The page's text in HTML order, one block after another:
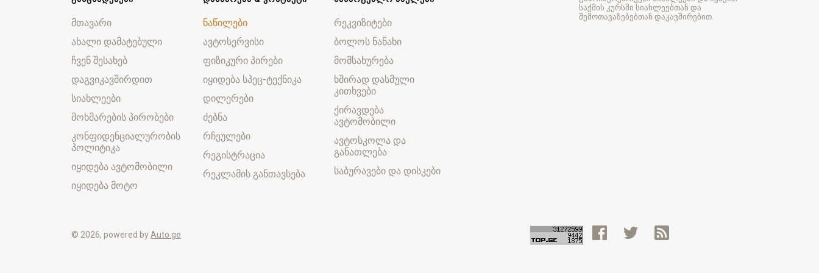
საქმის კურსში სიახლეებთან და
შემოთავაზებებთან დაკავშირებით.
მთავარი
ახალი დამატებული
ჩვენ შესახებ
დაგვიკავშირდით
სიახლეები
მოხმარების პირობები
კონფიდენციალურობის
პოლიტიკა
იყიდება ავტომობილი
იყიდება მოტო
ნაწილები
ავტოსერვისი
ფიზიკური პირები
იყიდება სპეც-ტექნიკა
დილერები
ძებნა
რჩეულები
რეგისტრაცია
რეკლამის განთავსება
რეკვიზიტები
ბოლოს ნანახი
მომსახურება
ხშირად დასმული
კითხვები
ქირავდება
ავტომობილი
ავტოსკოლა და
განათლება
საბურავები და დისკები
© 2026, powered byAuto.ge